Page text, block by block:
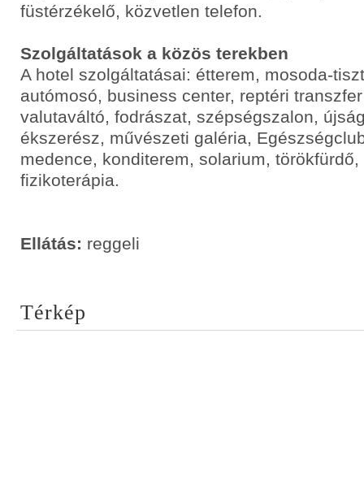
füstérzékelő, közvetlen telefon.
Szolgáltatások a közös terekben
A hotel szolgáltatásai: étterem, mosoda-
autómosó, business center, reptéri
valutaváltó, fodrászat, szépségszalon,
ékszerész, művészeti galéria,
medence, konditerem, solarium,
fizikoterápia.
Ellátás: reggeli
Térkép